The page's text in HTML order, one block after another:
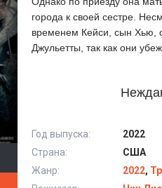
города к своей сестре.
временем Кейси, сын Хью,
Джульетты, так как они
Год выпуска:
2022
Страна:
США
Жанр:
2022,